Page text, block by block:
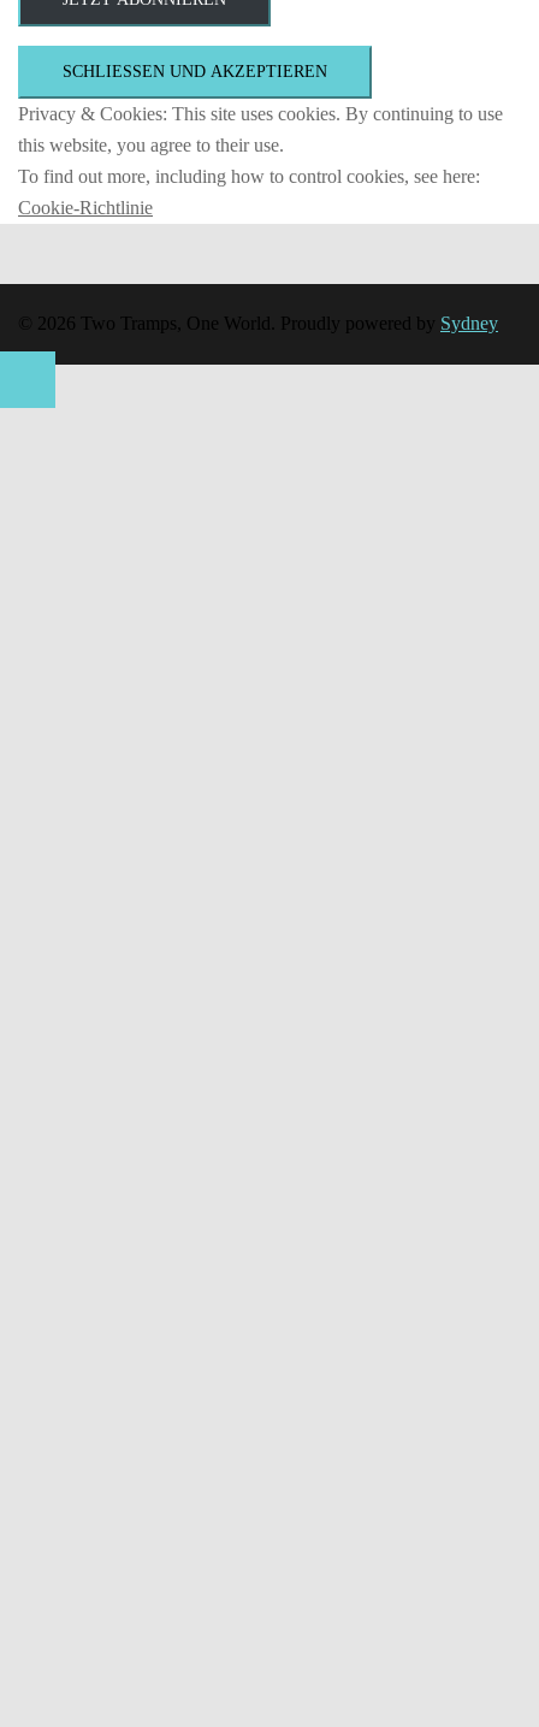
Privacy & Cookies: This site uses cookies. By continuing to use
this website, you agree to their use.
To find out more, including how to control cookies, see here:
Cookie-Richtlinie
© 2026 Two Tramps, One World. Proudly powered by Sydney